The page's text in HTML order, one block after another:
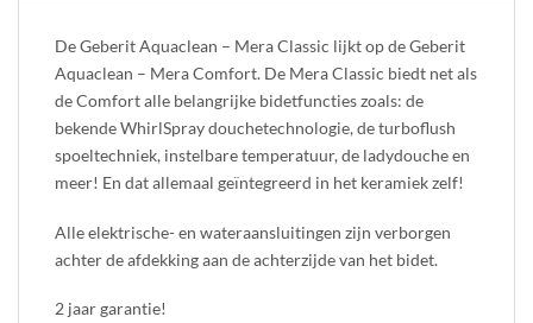
De Geberit Aquaclean – Mera Classic lijkt op de Geberit
Aquaclean – Mera Comfort. De Mera Classic biedt net als
de Comfort alle belangrijke bidetfuncties zoals: de
bekende WhirlSpray douchetechnologie, de turboflush
spoeltechniek, instelbare temperatuur, de ladydouche en
meer! En dat allemaal geïntegreerd in het keramiek zelf!
Alle elektrische- en wateraansluitingen zijn verborgen
achter de afdekking aan de achterzijde van het bidet.
2 jaar garantie!